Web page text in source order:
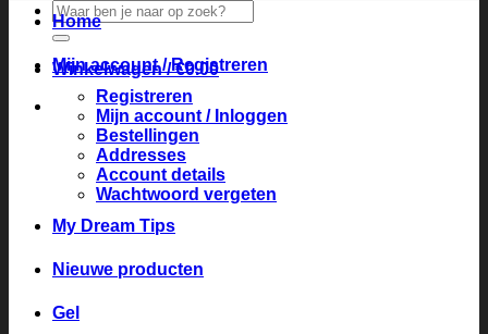
Zoeken
naar:
Winkelwagen /€0.00
Home
Mijn account / Registreren
Registreren
Mijn account / Inloggen
Bestellingen
Addresses
Account details
Wachtwoord vergeten
My Dream Tips
Nieuwe producten
Gel